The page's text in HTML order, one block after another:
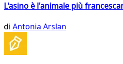
L'asino è l'animale più
di Antonia Arslan